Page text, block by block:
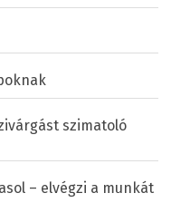
szimatoló
– elvégzi a munkát